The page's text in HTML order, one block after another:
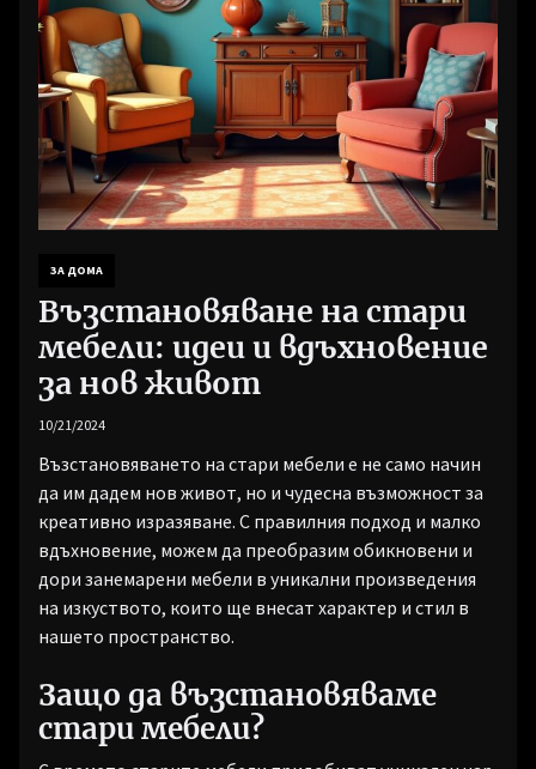
ЗА ДОМА
Възстановяване на стари
мебели: идеи и вдъхновение
за нов живот
10/21/2024
Възстановяването на стари мебели е не само начин
да им дадем нов живот, но и чудесна възможност за
креативно изразяване. С правилния подход и малко
вдъхновение, можем да преобразим обикновени и
дори занемарени мебели в уникални произведения
на изкуството, които ще внесат характер и стил в
нашето пространство.
Защо да възстановяваме
стари мебели?